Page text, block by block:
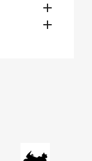

